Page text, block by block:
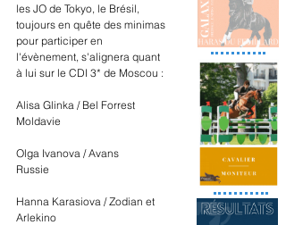
les JO de Tokyo, le Brésil,
toujours en quête des minimas
pour participer en
l'évènement, s'alignera quant
à lui sur le CDI 3* de Moscou :
Alisa Glinka / Bel Forrest
Moldavie
Olga Ivanova / Avans
Russie
Hanna Karasiova / Zodian et
Arlekino